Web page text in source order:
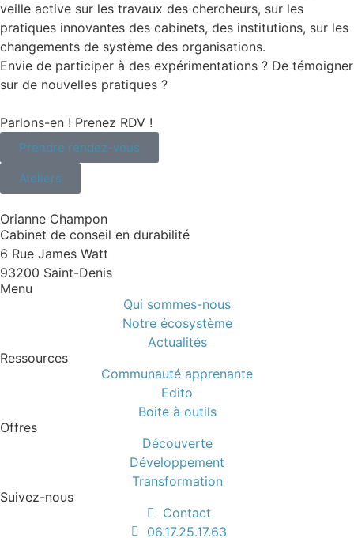
veille active sur les travaux des chercheurs, sur les
pratiques innovantes des cabinets, des institutions, sur les
changements de système des organisations.
Envie de participer à des expérimentations ? De témoigner
sur de nouvelles pratiques ?
Parlons-en ! Prenez RDV !
Prendre rendez-vous
Ateliers
Orianne Champon
Cabinet de conseil en durabilité
6 Rue James Watt
93200 Saint-Denis
Menu
Qui sommes-nous
Notre écosystème
Actualités
Ressources
Communauté apprenante
Edito
Boite à outils
Offres
Découverte
Développement
Transformation
Suivez-nous
Contact
06.17.25.17.63